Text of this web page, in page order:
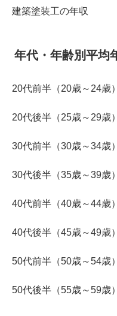
建築塗装工の年収
年代・年齢別平均
20代前半（20歳～24歳
20代後半（25歳～29歳
30代前半（30歳～34歳
30代後半（35歳～39歳
40代前半（40歳～44歳
40代後半（45歳～49歳
50代前半（50歳～54歳
50代後半（55歳～59歳